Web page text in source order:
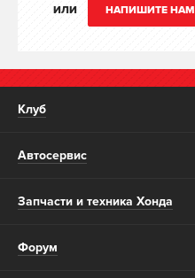
ИЛИ НАПИШИТЕ НАМ
Клуб
Автосервис
Запчасти и техника Хонда
Форум